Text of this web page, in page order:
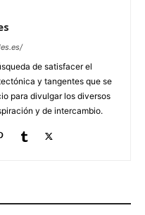
de satisfacer el
y tangentes que se
para divulgar los diversos
y de intercambio.